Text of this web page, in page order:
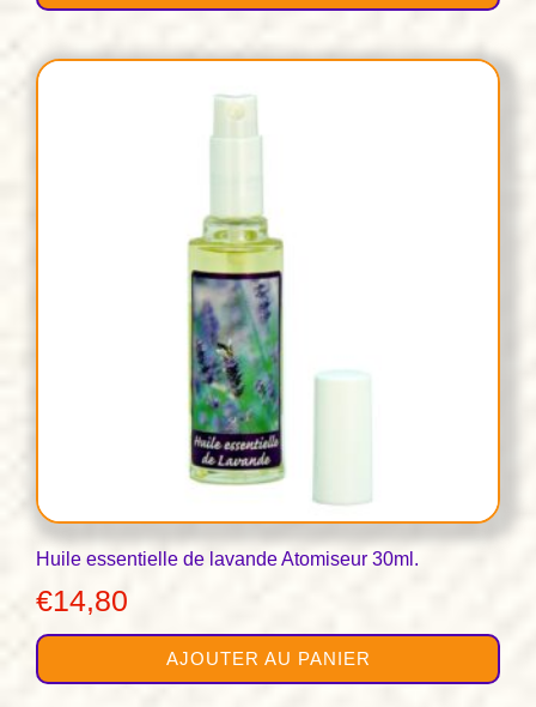
Huile essentielle de lavande Atomiseur 30ml.
€14,80
AJOUTER AU PANIER